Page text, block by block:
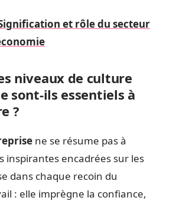
et rôle du secteur
niveaux de culture
sont-ils essentiels à
?
ne se résume pas à
inspirantes encadrées sur les
dans chaque recoin du
: elle imprègne la confiance,